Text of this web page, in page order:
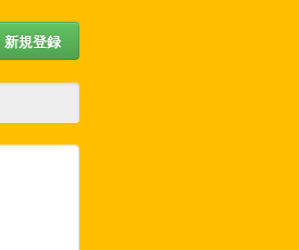
新規登録